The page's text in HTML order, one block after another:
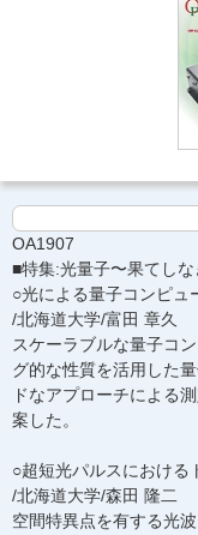
OA1907
■特集:光量子〜果てしな
○光による量子コンピュ
/北海道大学/富田 章久
スケーラブルな量子コ
グ的な性質を活用した
ドなアプローチによる
案した。
○超短光パルスにおける
/北海道大学/森田 隆二
空間特異点を有する光